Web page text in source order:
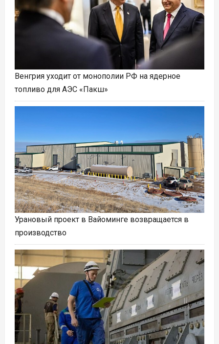
Венгрия уходит от монополии РФ на ядерное
топливо для АЭС «Пакш»
Урановый проект в Вайоминге возвращается в
производство